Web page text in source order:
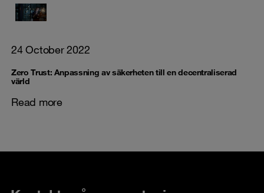
24 October 2022
Zero Trust: Anpassning av säkerheten till en decentraliserad
värld
Read more